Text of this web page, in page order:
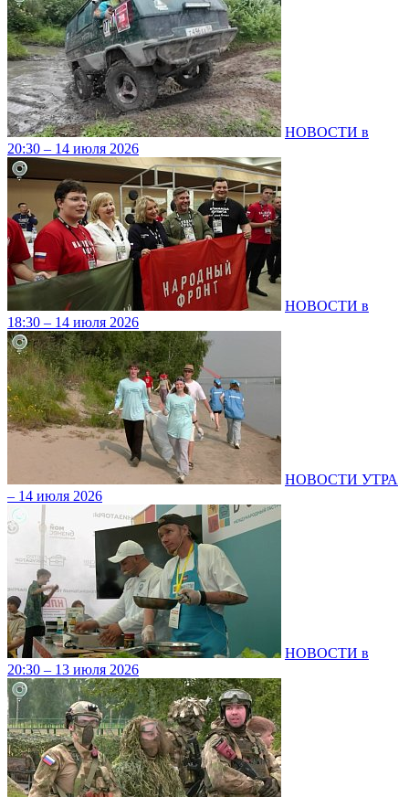
НОВОСТИ в
20:30 – 14 июля 2026
НОВОСТИ в
18:30 – 14 июля 2026
НОВОСТИ УТРА
– 14 июля 2026
НОВОСТИ в
20:30 – 13 июля 2026